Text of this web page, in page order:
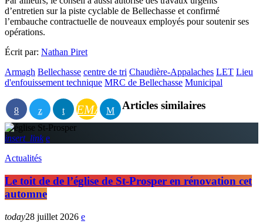
d’entretien sur la piste cyclable de Bellechasse et confirmé
l’embauche contractuelle de nouveaux employés pour soutenir ses
opérations.
Écrit par: Nathan Piret
Armagh Bellechasse centre de tri Chaudière-Appalaches LET Lieu
d'enfouissement technique MRC de Bellechasse Municipal
EMAIL Articles similaires
insert_link
Actualités
Le toit de de l’église de St-Prosper en rénovation cet
automne
today28 juillet 2026